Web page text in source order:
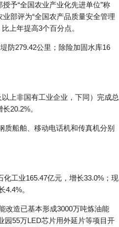
予“全国农业产业化先进单位”称
部评为“全国农产品质量安全管理
上年提高3个百分点。
防279.42公里；除险加固水库16
上非国有工业企业，下同）完成总
20.2%。
船舶、移动电话机和传真机分别
工业165.47亿元，增长33.0%；现
。
改造已基本形成3000万吨炼油能
园55万LED芯片用外延片等项目开